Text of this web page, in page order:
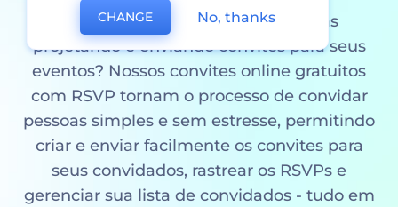
Você está cansado de passar horas
projetando e enviando convites para seus
eventos? Nossos convites online gratuitos
com RSVP tornam o processo de convidar
pessoas simples e sem estresse, permitindo
criar e enviar facilmente os convites para
seus convidados, rastrear os RSVPs e
gerenciar sua lista de convidados - tudo em
CHANGE No, thanks